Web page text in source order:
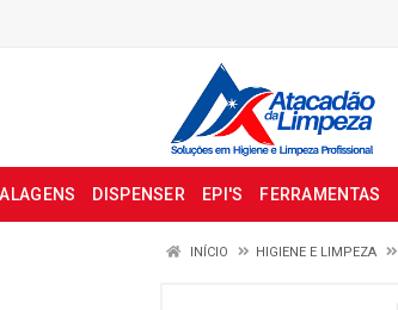
DISPENSER EPI'S FERRAMENTAS
INÍCIO HIGIENE E LIMPEZA